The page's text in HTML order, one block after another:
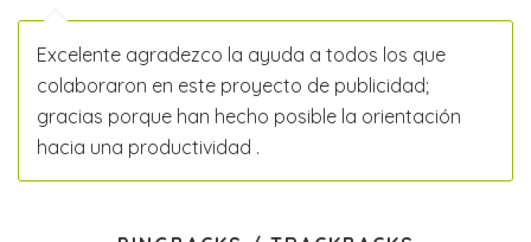
Excelente agradezco la ayuda a todos los que
colaboraron en este proyecto de publicidad;
gracias porque han hecho posible la orientación
hacia una productividad .